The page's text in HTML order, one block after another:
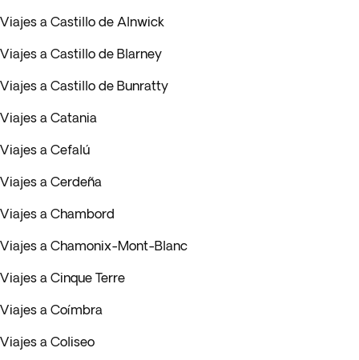
Viajes a Castillo de Alnwick
Viajes a Castillo de Blarney
Viajes a Castillo de Bunratty
Viajes a Catania
Viajes a Cefalú
Viajes a Cerdeña
Viajes a Chambord
Viajes a Chamonix-Mont-Blanc
Viajes a Cinque Terre
Viajes a Coímbra
Viajes a Coliseo